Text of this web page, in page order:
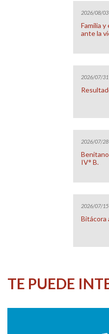
2026/08/03
Familia
ante la
2026/07/31
2026/07/28
IV° B.
2026/07/15
Bitácora
TE PUEDE